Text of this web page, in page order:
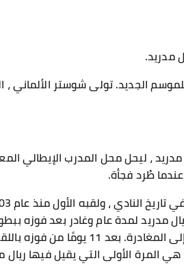
مدريد.
الجديد. تولى شوستر الألماني ،
، ليحل محل المدرب الإيطالي
طُرد فجأة.
المغادرة بمبادرة منه. هذه المرة
الأولى التي يقيل فيها ريال